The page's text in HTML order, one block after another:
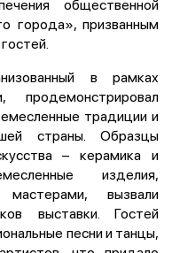
общественной
города», призванным
в рамках
продемонстрировал
традиции и
страны. Образцы
– керамика и
изделия,
мастерами, вызвали
выставки. Гостей
песни и танцы,